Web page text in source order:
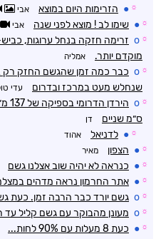
☼
● הזרימות היום במוצא אבי
☼
● שימו לב ! מוצא לפני שנה אבי
☼
o
מוקדם יותר.
אמליה
☼
o כבר כמה זמן שהגשם החזק רק
שנחלש מעט במרכז ובדרום
עדי
☼
o
ס״מ שניים
דן
☼
● לדניאל אהוד
☼
● הצפון מאיר
☼
● כנראה לא יהיה שוב אצלנו גשם
☼
● אתר החרמון נראה מדהים
☼
o גשם יורד כבר הרבה זמן. כעת
☼
o מעונן מהבוקר עם גשם קליל עד
☼
● כעת 8 מעלות עם 90% לחות...